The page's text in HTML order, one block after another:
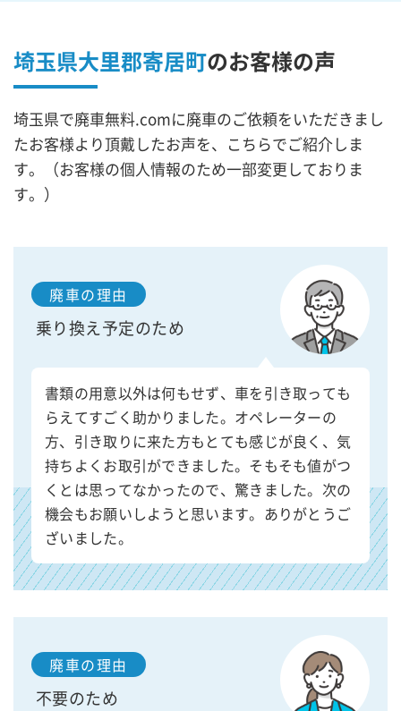
埼玉県大里郡寄居町のお客様の声
埼玉県で廃車無料.comに廃車のご依頼をいただきまし
たお客様より頂戴したお声を、こちらでご紹介しま
す。（お客様の個人情報のため一部変更しておりま
す。）
廃車の理由
乗り換え予定のため
書類の用意以外は何もせず、車を引き取っても
らえてすごく助かりました。オペレーターの
方、引き取りに来た方もとても感じが良く、気
持ちよくお取引ができました。そもそも値がつ
くとは思ってなかったので、驚きました。次の
機会もお願いしようと思います。ありがとうご
ざいました。
廃車の理由
不要のため